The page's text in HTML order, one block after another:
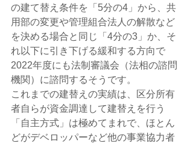
の建て替え条件を「5分の4」から、共
用部の変更や管理組合法人の解散など
を決める場合と同じ「4分の3」か、そ
れ以下に引き下げる緩和する方向で
2022年度にも法制審議会（法相の諮問
機関）に諮問するそうです。
これまでの建替えの実績は、区分所有
者自らが資金調達して建替えを行う
「自主方式」は極めてまれで、ほとん
どがデベロッパーなど他の事業協力者